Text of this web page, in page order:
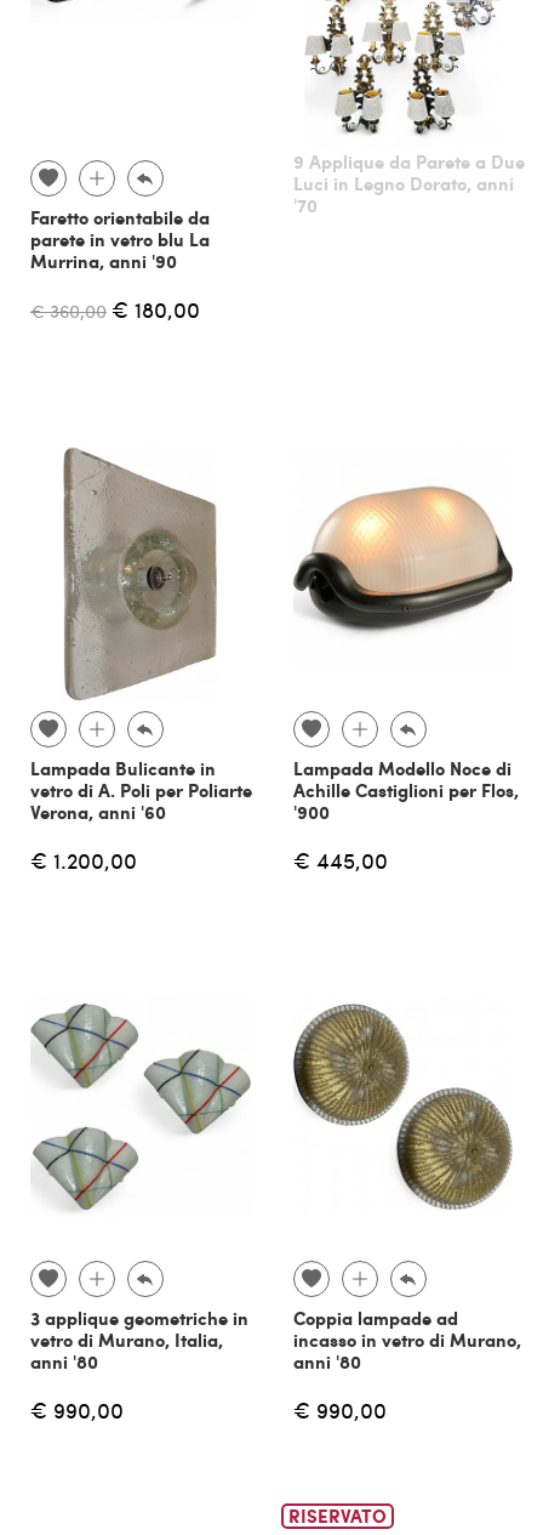
Faretto orientabile da
parete in vetro blu La
Murrina, anni '90
€ 360,00 € 180,00
9 Applique da Parete a Due
Luci in Legno Dorato, anni
'70
Lampada Bulicante in
vetro di A. Poli per Poliarte
Verona, anni '60
€ 1.200,00
Lampada Modello Noce di
Achille Castiglioni per Flos,
'900
€ 445,00
3 applique geometriche in
vetro di Murano, Italia,
anni '80
€ 990,00
Coppia lampade ad
incasso in vetro di Murano,
anni '80
€ 990,00
RISERVATO